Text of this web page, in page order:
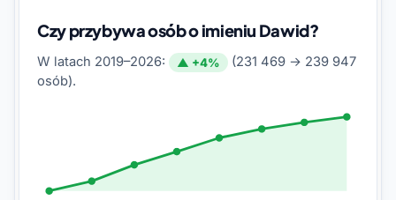
Czy przybywa osób o imieniu Dawid?
W latach 2019–2026: ▲ +4% (231 469 → 239 947
osób).